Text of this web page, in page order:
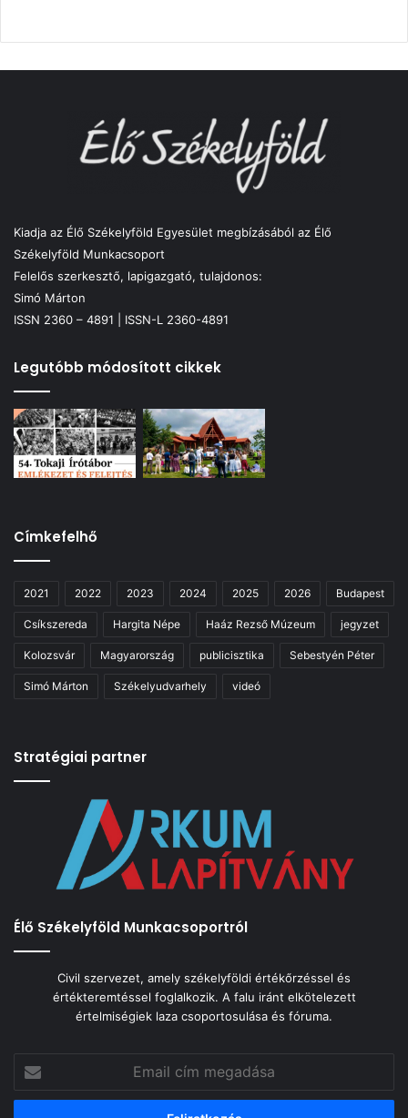
Kiadja az Élő Székelyföld Egyesület megbízásából az Élő
Székelyföld Munkacsoport
Felelős szerkesztő, lapigazgató, tulajdonos:
Simó Márton
ISSN 2360 – 4891 | ISSN-L 2360-4891
Legutóbb módosított cikkek
Címkefelhő
2021 2022 2023 2024 2025 2026 Budapest
Csíkszereda Hargita Népe Haáz Rezső Múzeum jegyzet
Kolozsvár Magyarország publicisztika Sebestyén Péter
Simó Márton Székelyudvarhely videó
Stratégiai partner
Élő Székelyföld Munkacsoportról
Civil szervezet, amely székelyföldi értékőrzéssel és
értékteremtéssel foglalkozik. A falu iránt elkötelezett
értelmiségiek laza csoportosulása és fóruma.
cím
megadása